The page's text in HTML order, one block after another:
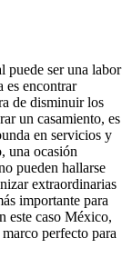
puede ser una labor
es encontrar
de disminuir los
un casamiento, es
en servicios y
una ocasión
pueden hallarse
extraordinarias
importante para
este caso México,
perfecto para